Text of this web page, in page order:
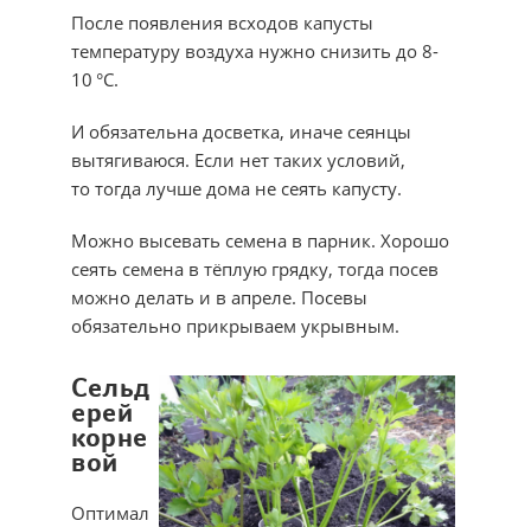
После появления всходов капусты
температуру воздуха нужно снизить до 8-
10 °С.
И обязательна досветка, иначе сеянцы
вытягиваюся. Если нет таких условий,
то тогда лучше дома не сеять капусту.
Можно высевать семена в парник. Хорошо
сеять семена в тёплую грядку, тогда посев
можно делать и в апреле. Посевы
обязательно прикрываем укрывным.
Сельд
ерей
корне
вой
Оптимал